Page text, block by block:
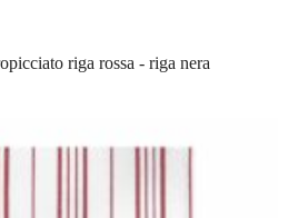
riga rossa - riga nera